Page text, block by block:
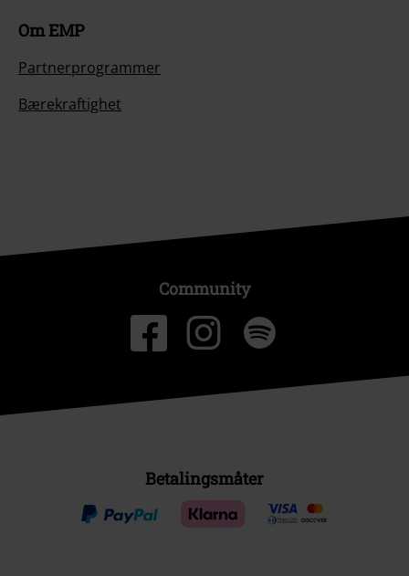
Om EMP
Partnerprogrammer
Bærekraftighet
Community
Betalingsmåter